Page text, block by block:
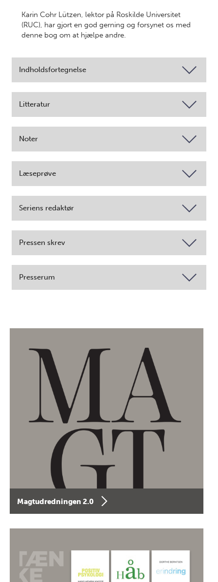
Karin Cohr Lützen, lektor på Roskilde Universitet
(RUC), har gjort en god gerning og forsynet os med
denne bog om at hjælpe andre.
Indholdsfortegnelse
Litteratur
Noter
Læseprøve
Seriens redaktør
Pressen skrev
Presserum
Magtudredningen 2.0